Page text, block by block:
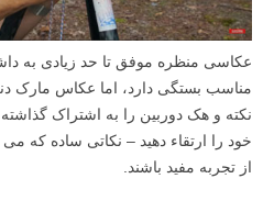
عکاسی منظره موفق تا حد زیادی به
نکته و هک دوربین را به اشتراک
خود را ارتقاء دهید – نکاتی ساده که
از تجربه مفید باشند.